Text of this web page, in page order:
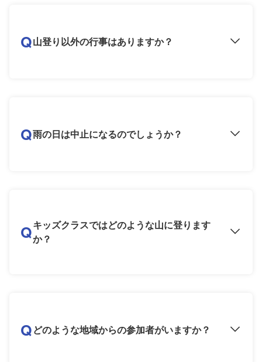
Q山登り以外の行事はありますか？
Q雨の日は中止になるのでしょうか？
Qキッズクラスではどのような山に登ります
か？
Qどのような地域からの参加者がいますか？